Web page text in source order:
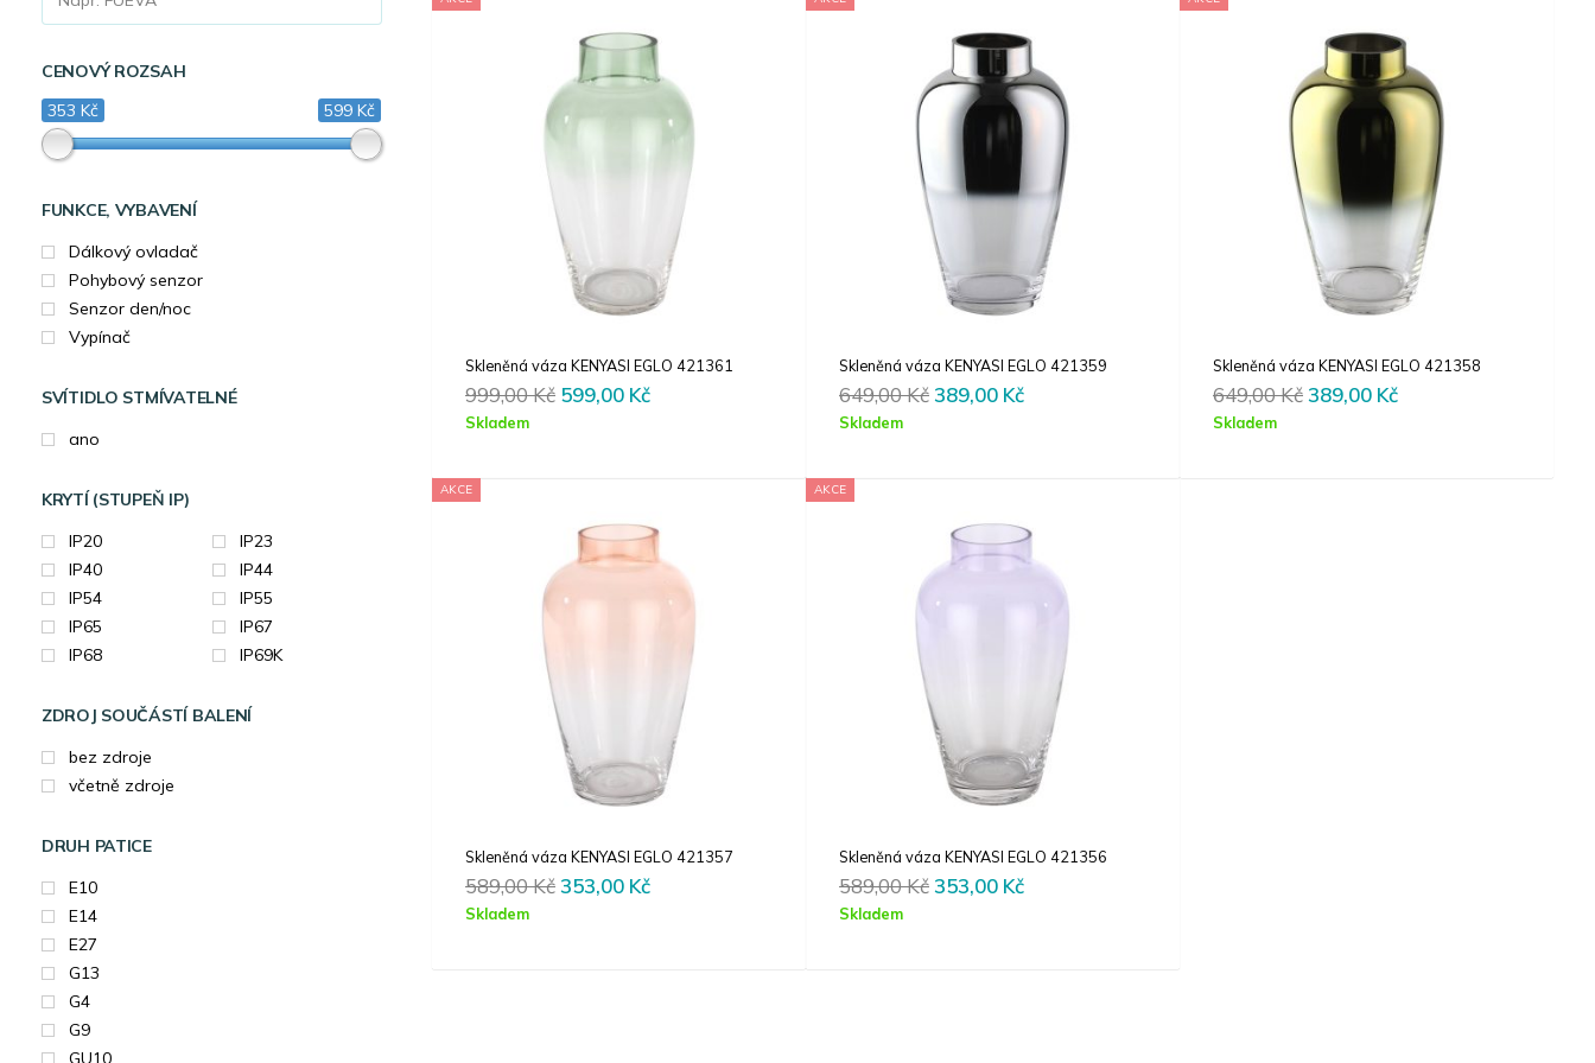
CENOVÝ ROZSAH
353 Kč
599 Kč
FUNKCE, VYBAVENÍ
Dálkový ovladač
Pohybový senzor
Senzor den/noc
Vypínač
SVÍTIDLO STMÍVATELNÉ
ano
KRYTÍ (STUPEŇ IP)
IP20
IP23
IP40
IP44
IP54
IP55
IP65
IP67
IP68
IP69K
ZDROJ SOUČÁSTÍ BALENÍ
bez zdroje
včetně zdroje
DRUH PATICE
E10
E14
E27
G13
G4
G9
GU10
Skleněná váza KENYASI EGLO 421361
999,00Kč Original
599,00 KčCurrent
Skladem
Skleněná váza KENYASI EGLO 421359
649,00KčOriginal
389,00 KčCurrent
Skladem
Skleněná váza KENYASI EGLO 421358
649,00KčOriginal
389,00 KčCurrent
Skladem
AKCE
Skleněná váza KENYASI EGLO 421357
589,00Kč Original
353,00 KčCurrent
Skladem
AKCE
Skleněná váza KENYASI EGLO 421356
589,00Kč Original
353,00 KčCurrent
Skladem